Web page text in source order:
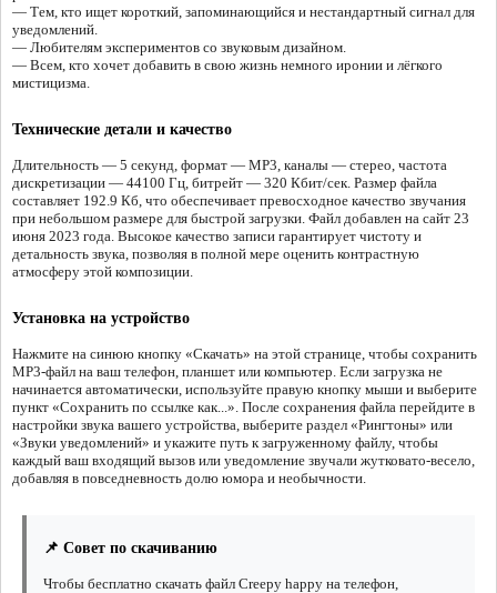
— Тем, кто ищет короткий, запоминающийся и нестандартный сигнал для
уведомлений.
— Любителям экспериментов со звуковым дизайном.
— Всем, кто хочет добавить в свою жизнь немного иронии и лёгкого
мистицизма.
Технические детали и качество
Длительность — 5 секунд, формат — MP3, каналы — стерео, частота
дискретизации — 44100 Гц, битрейт — 320 Кбит/сек. Размер файла
составляет 192.9 Кб, что обеспечивает превосходное качество звучания
при небольшом размере для быстрой загрузки. Файл добавлен на сайт 23
июня 2023 года. Высокое качество записи гарантирует чистоту и
детальность звука, позволяя в полной мере оценить контрастную
атмосферу этой композиции.
Установка на устройство
Нажмите на синюю кнопку «Скачать» на этой странице, чтобы сохранить
MP3-файл на ваш телефон, планшет или компьютер. Если загрузка не
начинается автоматически, используйте правую кнопку мыши и выберите
пункт «Сохранить по ссылке как...». После сохранения файла перейдите в
настройки звука вашего устройства, выберите раздел «Рингтоны» или
«Звуки уведомлений» и укажите путь к загруженному файлу, чтобы
каждый ваш входящий вызов или уведомление звучали жутковато-весело,
добавляя в повседневность долю юмора и необычности.
📌 Совет по скачиванию
Чтобы бесплатно скачать файл Creepy happy на телефон,